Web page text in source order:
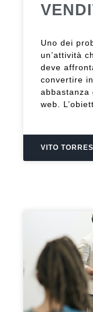
Uno dei
un’attività
deve
convertire
web.
VITO TORRES